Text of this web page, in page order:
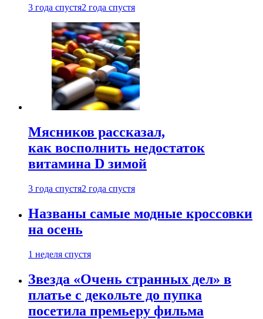
3 года спустя2 года спустя
Мясников рассказал,
как восполнить недостаток
витамина D зимой
3 года спустя2 года спустя
Названы самые модные кроссовки
на осень
1 неделя спустя
Звезда «Очень странных дел» в
платье с декольте до пупка
посетила премьеру фильма